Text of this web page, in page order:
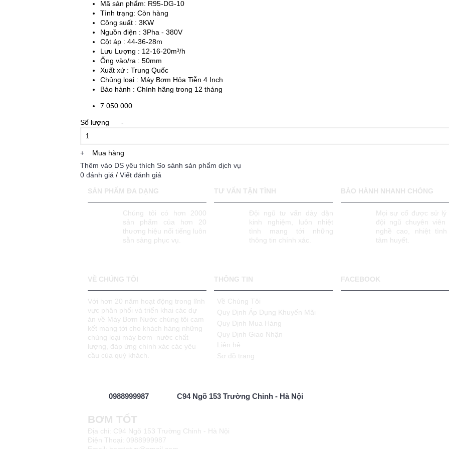
Mã sản phẩm: R95-DG-10
Tình trạng: Còn hàng
Công suất : 3KW
Nguồn điện : 3Pha - 380V
Cột áp : 44-36-28m
Lưu Lượng : 12-16-20m³/h
Ống vào/ra : 50mm
Xuất xứ : Trung Quốc
Chủng loại : Máy Bơm Hỏa Tiễn 4 Inch
Bảo hành : Chính hãng trong 12 tháng
7.050.000
Số lượng -
+
Mua hàng
Thêm vào DS yêu thích So sánh sản phẩm dịch vụ
0 đánh giá / Viết đánh giá
SẢN PHẨM ĐA DẠNG
Chúng tôi có hơn 2000
sản phẩm của hơn 20
thương hiệu nổi tiếng luôn
sẵn sàng phục vụ.
TƯ VẤN TẬN TÌNH
Đội ngũ tư vấn dày dặn
kinh nghiệm, luôn nhiệt
tình mang tới những
thông tin chính xác.
BÀO HÀNH NHANH CHÓNG
Mọi sự cố được sử lý
đội ngũ chuyên viên
nghề cao, nhiệt
tâm huyết.
VỀ CHÚNG TÔI
Với hơn 20 năm hoạt động trong lĩnh
vực phân phối và triển khai các dự
án về Máy Bơm Nước chúng tôi cam
kết mang tới cho khách hàng những
chủng loại máy bơm nước chất
lượng, đáp ứng chính xác các yêu
cầu của quý khách.
THÔNG TIN
Về Chúng Tôi
Quy Định Áp Dụng Khuyến Mãi
Quy Định Mua Hàng
Quy Định Giao Nhận
Liên hệ
Sơ đồ trang
FACEBOOK
0988999987 C94 Ngõ 153 Trường Chinh - Hà Nội
BƠM TỐT
Địa chỉ: C94 Ngõ 153 Trường Chinh - Hà Nội
Điện Thoại: 0988999987